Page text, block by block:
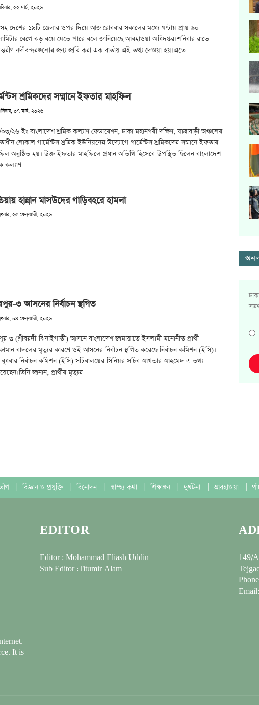
২২ মার্চ, ২০২৬
দেশের ১৯টি জেলার ওপর দিয়ে আজ রোববার সকালের মধ্যে ঘণ্টায় প্রায় ৬০
বেগে ঝড় বয়ে যেতে পারে বলে জানিয়েছে আবহাওয়া অধিদপ্তর।শনিবার রাতে
নদীবন্দরগুলোর জন্য জারি করা এক বার্তায় এই তথ্য দেওয়া হয়।এতে
শ্রমিকদের সম্মানে ইফতার মাহফিল
০৭ মার্চ, ২০২৬
২৬ ইং বাংলাদেশ শ্রমিক কল্যাণ ফেডারেশন, ঢাকা মহানগরী দক্ষিণ, যাত্রাবাড়ী অঞ্চলের
লোকাল গার্মেন্টস শ্রমিক ইউনিয়নের উদ্যোগে গার্মেন্টস শ্রমিকদের সম্মানে ইফতার
অনুষ্ঠিত হয়। উক্ত ইফতার মাহফিলে প্রধান অতিথি হিসেবে উপস্থিত ছিলেন বাংলাদেশ
কল্যাণ
হান্নান মাসউদের গাড়িবহরে হামলা
২৫ ফেব্রুয়ারী, ২০২৬
৩ আসনের নির্বাচন স্থগিত
০৪ ফেব্রুয়ারী, ২০২৬
৩ (শ্রীবরদী-ঝিনাইগাতী) আসনে বাংলাদেশ জামায়াতে ইসলামী মনোনীত প্রার্থী
বাদলের মৃত্যুর কারণে ওই আসনের নির্বাচন স্থগিত করেছে নির্বাচন কমিশন (ইসি)।
নির্বাচন কমিশন (ইসি) সচিবালয়ের সিনিয়র সচিব আখতার আহমেদ এ তথ্য
জানান, প্রার্থীর মৃত্যুর
বিজ্ঞান ও প্রযুক্তি বিনোদন স্বাস্হ্য কথা শিক্ষাঙ্গন দুর্ঘটনা আবহাওয়া
It is
EDITOR
Editor : Mohammad Eliash Uddin
Sub Editor :Titumir Alam
149/